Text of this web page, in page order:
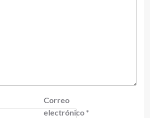
Correo
electrónico *